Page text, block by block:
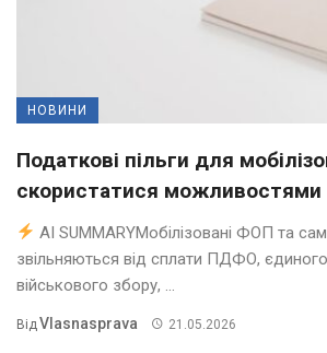
НОВИНИ
Податкові пільги для
скористатися можливостями
AI SUMMARYМобілізовані ФОП та
звільняються від сплати ПДФО,
військового збору, ...
Від Vlasnasprava 21.05.2026